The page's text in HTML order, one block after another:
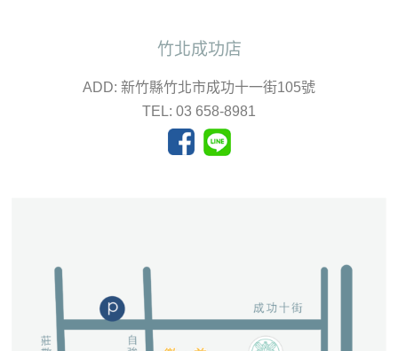
竹北成功店
ADD: 新竹縣竹北市成功十一街105號
TEL: 03 658-8981